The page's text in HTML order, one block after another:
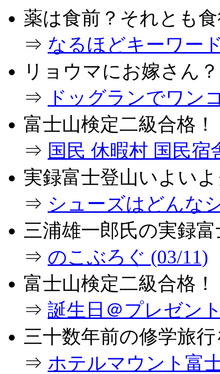
薬は食前？それとも
⇒ なるほどキーワー
リョウマにお嫁さん？
⇒
ドッグランでワン
富士山検定二級合格！
⇒ 国民 休暇村 国民宿
実録富士登山いよい
⇒ シューズはどんな
三浦雄一郎氏の実録
⇒ のこぶろぐ (03/11)
富士山検定二級合格！
⇒ 誕生日＠プレゼン
三十数年前の修学旅
⇒ ホテルマウント富